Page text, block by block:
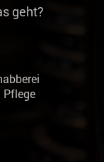
geht?
Pflege